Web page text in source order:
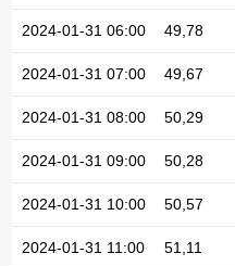
2024-01-31 06:00 49,78
2024-01-31 07:00 49,67
2024-01-31 08:00 50,29
2024-01-31 09:00 50,28
2024-01-31 10:00 50,57
2024-01-31 11:00 51,11